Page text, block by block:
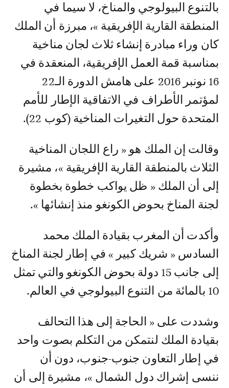
بالتنوع البيولوجي والمناخ، لا سيما في
المنطقة القارية الإفريقية »، مبرزة أن الملك
كان وراء مبادرة إنشاء ثلاث لجان مناخية
بمناسبة قمة العمل الإفريقية، المنعقدة في
16 نونبر 2016 على هامش الدورة الـ22
لمؤتمر الأطراف في الاتفاقية الإطار للأمم
المتحدة حول التغيرات المناخية (كوب 22).
وقالت إن الملك هو « راع اللجان المناخية
الثلاث بالمنطقة القارية الإفريقية »، مشيرة
إلى أن الملك « ظل يواكب خطوة بخطوة
لجنة المناخ بحوض الكونغو منذ إنشائها ».
وأكدت أن المغرب بقيادة الملك محمد
السادس « شريك كبير » في إطار لجنة المناخ
إلى جانب 15 دولة بحوض الكونغو والتي تمثل
10 بالمائة من التنوع البيولوجي في العالم.
وشددت على « الحاجة إلى هذا التحالف
بقيادة الملك لنتمكن من التكلم بصوت واحد
في إطار التعاون جنوب-جنوب، دون أن
ننسى إشراك دول الشمال »، مشيرة إلى أن